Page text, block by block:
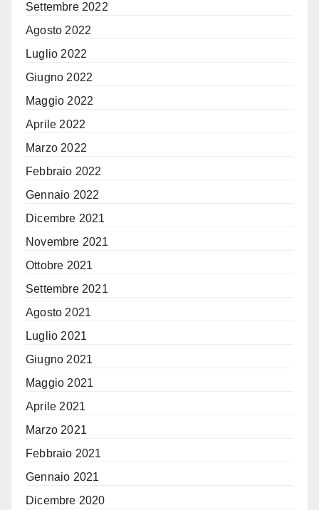
Settembre 2022
Agosto 2022
Luglio 2022
Giugno 2022
Maggio 2022
Aprile 2022
Marzo 2022
Febbraio 2022
Gennaio 2022
Dicembre 2021
Novembre 2021
Ottobre 2021
Settembre 2021
Agosto 2021
Luglio 2021
Giugno 2021
Maggio 2021
Aprile 2021
Marzo 2021
Febbraio 2021
Gennaio 2021
Dicembre 2020